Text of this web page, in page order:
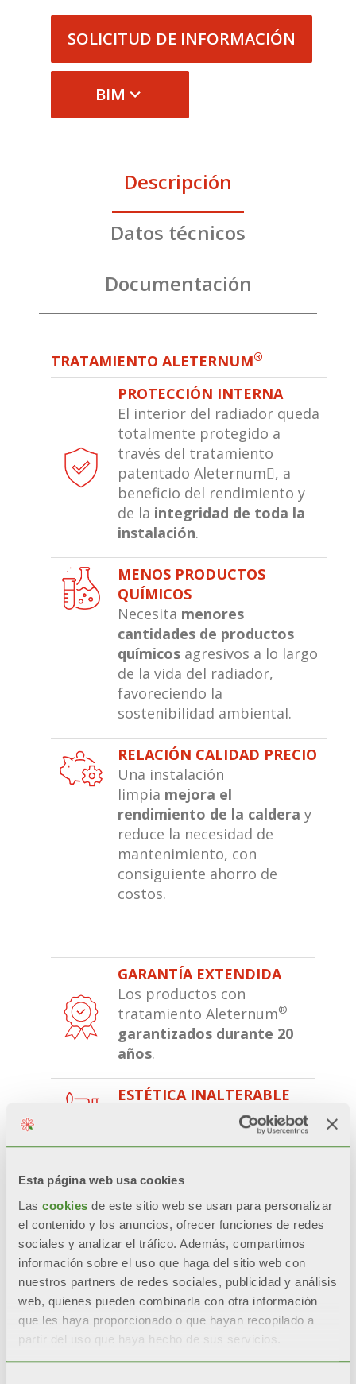
Esta página web usa cookies
Las cookies de este sitio web se usan para personalizar
el contenido y los anuncios, ofrecer funciones de redes
sociales y analizar el tráfico. Además, compartimos
información sobre el uso que haga del sitio web con
nuestros partners de redes sociales, publicidad y análisis
web, quienes pueden combinarla con otra información
que les haya proporcionado o que hayan recopilado a
partir del uso que haya hecho de sus servicios.
SOLICITUD DE INFORMACIÓN
BIM
Descripción
Datos técnicos
Documentación
TRATAMIENTO ALETERNUM®
PROTECCIÓN INTERNA
El interior del radiador queda
totalmente protegido a
través del tratamiento
patentado Aleternum, a
beneficio del rendimiento y
de la integridad de toda la
instalación.
MENOS PRODUCTOS
QUÍMICOS
Necesita menores
cantidades de productos
químicos agresivos a lo largo
de la vida del radiador,
favoreciendo la
sostenibilidad ambiental.
RELACIÓN CALIDAD PRECIO
Una instalación
limpia mejora el
rendimiento de la caldera y
reduce la necesidad de
mantenimiento, con
consiguiente ahorro de
costos.
GARANTÍA EXTENDIDA
Los productos con
tratamiento Aleternum®
garantizados durante 20
años.
ESTÉTICA INALTERABLE
Estética, brillo y color se
mantienen a lo largo del
tiempogracias a pre-
tratamientos y a la doble
polvos.
RESISTENCIA CERTIFICADA
Durante las pruebas de
corrosión acelerada*, los
radiadores con doble
pintura